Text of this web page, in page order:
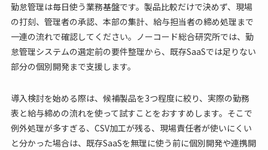
勤怠管理は毎日使う業務基盤です。製品比較だけで決めず、現場
の打刻、管理者の承認、本部の集計、給与担当者の締め処理まで
一連の流れで確認してください。ノーコード総合研究所では、勤
怠管理システムの選定前の要件整理から、既存SaaSでは足りない
部分の個別開発まで支援します。
導入検討を始める際は、候補製品を3つ程度に絞り、実際の勤務
表と給与締めの流れを使って試すことをおすすめします。そこで
例外処理が多すぎる、CSV加工が残る、現場責任者が使いにくい
と分かった場合は、既存SaaSを無理に使う前に個別開発や連携開